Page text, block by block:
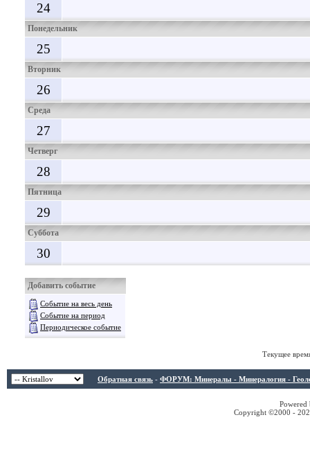
24
Понедельник
25
Вторник
26
Среда
27
Четверг
28
Пятница
29
Суббота
30
Добавить событие
Событие на весь день
Событие на период
Периодическое событие
Текущее
Обратная связь - ФОРУМ: Минералы - Минералогия -
Copyright ©2000 -